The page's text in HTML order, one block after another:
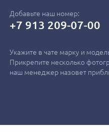
Добавьте наш номер:
+7 913 209-07-00
Укажите в чате марку и
Прикрепите несколько
наш менеджер назовет